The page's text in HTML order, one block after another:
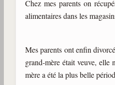
Chez mes parents on
alimentaires dans les
Mes parents ont enfin
grand-mère était veuve, elle
mère a été la plus belle